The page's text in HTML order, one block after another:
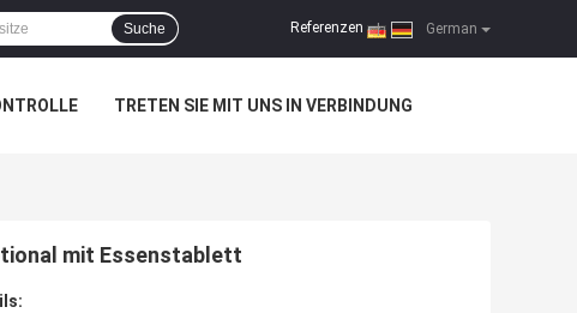
German
Referenzen |
Suche
TRETEN SIE MIT UNS IN VERBINDUNG
mit Essenstablett